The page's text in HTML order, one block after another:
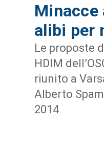
alibi per
Le proposte
HDIM
riunito a
Alberto
2014